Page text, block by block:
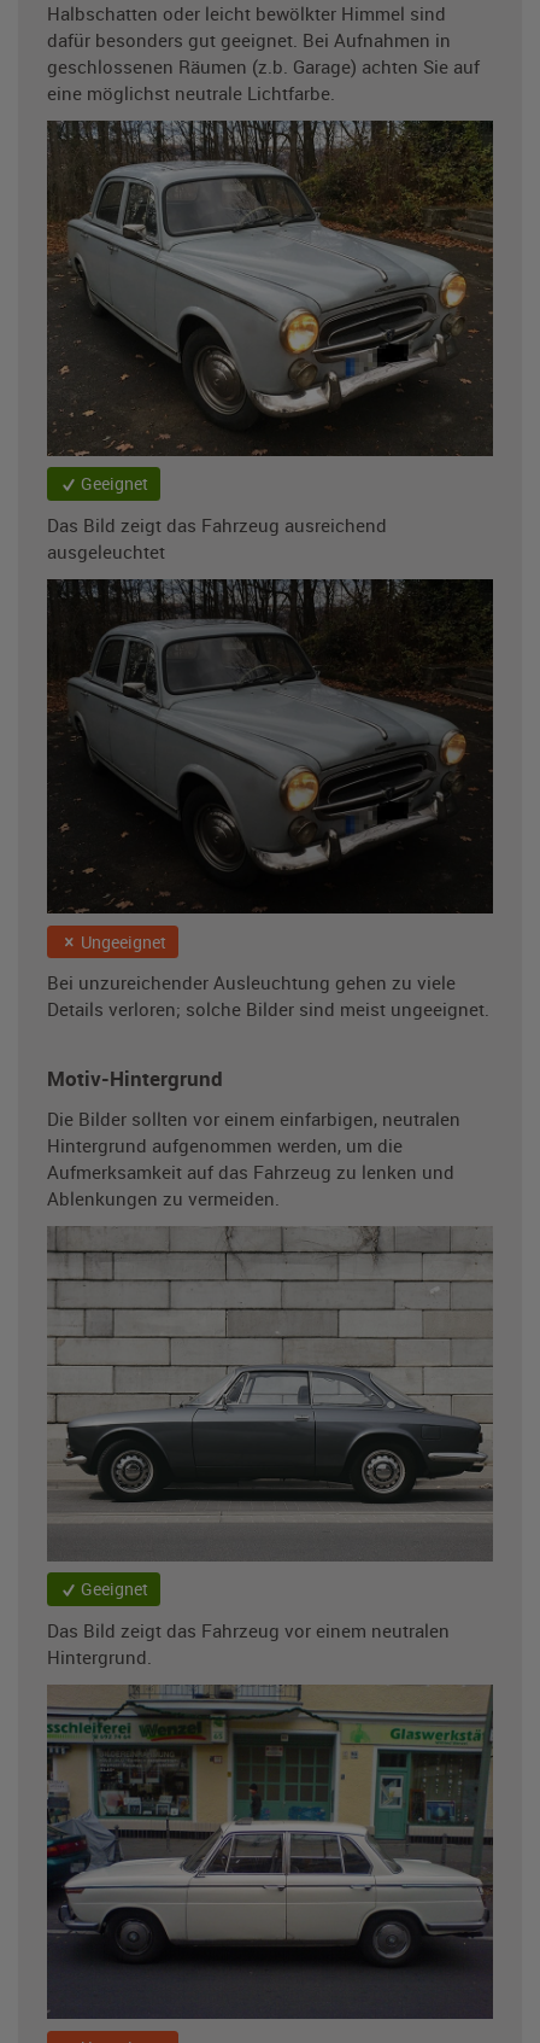
Halbschatten oder leicht bewölkter Himmel sind
dafür besonders gut geeignet. Bei Aufnahmen in
geschlossenen Räumen (z.b. Garage) achten Sie auf
eine möglichst neutrale Lichtfarbe.
Geeignet
Das Bild zeigt das Fahrzeug ausreichend
ausgeleuchtet
Ungeeignet
Bei unzureichender Ausleuchtung gehen zu viele
Details verloren; solche Bilder sind meist ungeeignet.
Motiv-Hintergrund
Die Bilder sollten vor einem einfarbigen, neutralen
Hintergrund aufgenommen werden, um die
Aufmerksamkeit auf das Fahrzeug zu lenken und
Ablenkungen zu vermeiden.
Geeignet
Das Bild zeigt das Fahrzeug vor einem neutralen
Hintergrund.